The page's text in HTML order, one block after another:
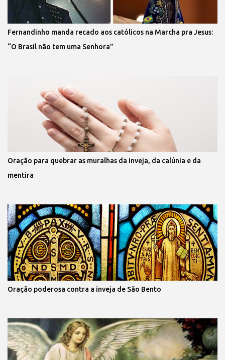
Fernandinho manda recado aos católicos na Marcha pra Jesus:
“O Brasil não tem uma Senhora”
Oração para quebrar as muralhas da inveja, da calúnia e da
mentira
Oração poderosa contra a inveja de São Bento